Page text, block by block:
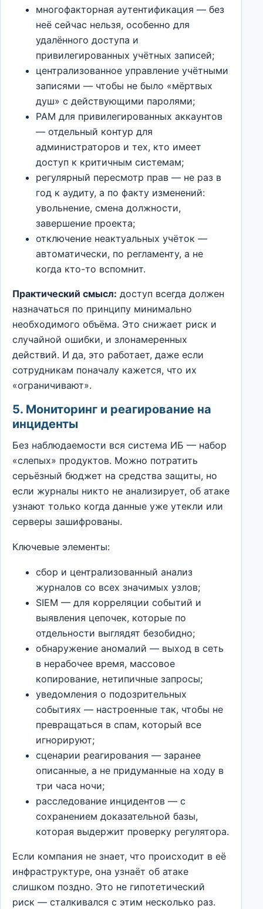
многофакторная аутентификация — без
неё сейчас нельзя, особенно для
удалённого доступа и
привилегированных учётных записей;
централизованное управление учётными
записями — чтобы не было «мёртвых
душ» с действующими паролями;
PAM для привилегированных аккаунтов
— отдельный контур для
администраторов и тех, кто имеет
доступ к критичным системам;
регулярный пересмотр прав — не раз в
год к аудиту, а по факту изменений:
увольнение, смена должности,
завершение проекта;
отключение неактуальных учёток —
автоматически, по регламенту, а не
когда кто-то вспомнит.
Практический смысл: доступ всегда должен
назначаться по принципу минимально
необходимого объёма. Это снижает риск и
случайной ошибки, и злонамеренных
действий. И да, это работает, даже если
сотрудникам поначалу кажется, что их
«ограничивают».
5. Мониторинг и реагирование на
инциденты
Без наблюдаемости вся система ИБ — набор
«слепых» продуктов. Можно потратить
серьёзный бюджет на средства защиты, но
если журналы никто не анализирует, об атаке
узнают только когда данные уже утекли или
серверы зашифрованы.
Ключевые элементы:
сбор и централизованный анализ
журналов со всех значимых узлов;
SIEM — для корреляции событий и
выявления цепочек, которые по
отдельности выглядят безобидно;
обнаружение аномалий — выход в сеть
в нерабочее время, массовое
копирование, нетипичные запросы;
уведомления о подозрительных
событиях — настроенные так, чтобы не
превращаться в спам, который все
игнорируют;
сценарии реагирования — заранее
описанные, а не придуманные на ходу в
три часа ночи;
расследование инцидентов — с
сохранением доказательной базы,
которая выдержит проверку регулятора.
Если компания не знает, что происходит в её
инфраструктуре, она узнаёт об атаке
слишком поздно. Это не гипотетический
риск — сталкивался с этим несколько раз.